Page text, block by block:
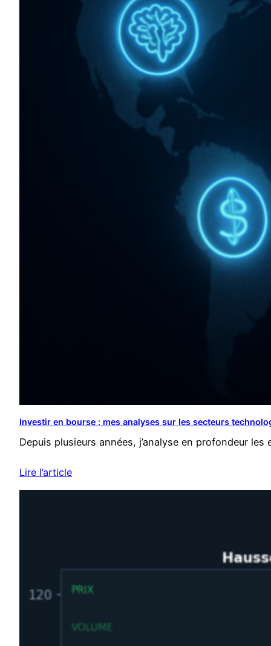
Investir en bourse : mes analyses sur les secteurs
Depuis plusieurs années, j’analyse en profondeur
Lire l’article